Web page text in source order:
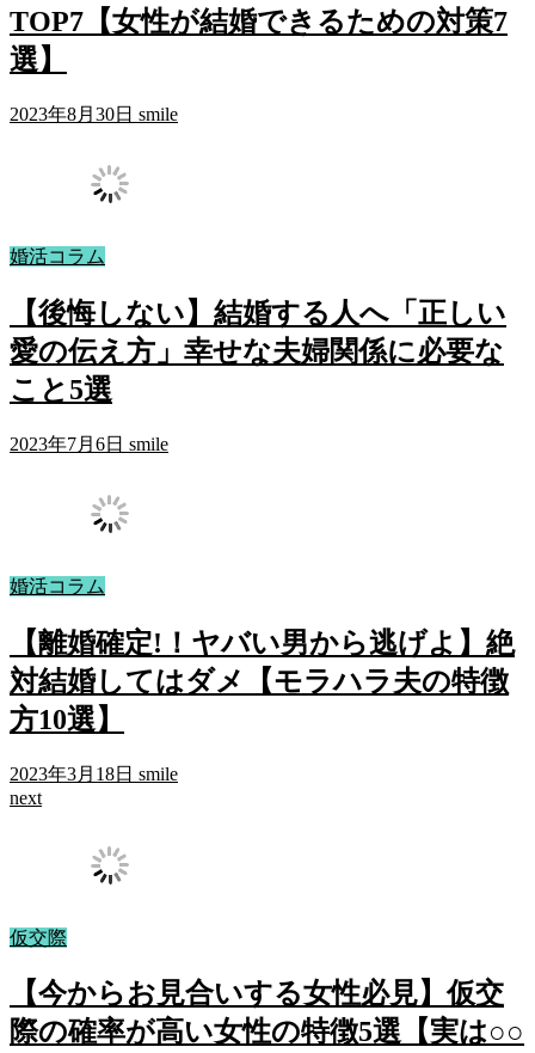
TOP7【女性が結婚できるための対策7
選】
2023年8月30日 smile
婚活コラム
【後悔しない】結婚する人へ「正しい
愛の伝え方」幸せな夫婦関係に必要な
こと5選
2023年7月6日 smile
婚活コラム
【離婚確定!！ヤバい男から逃げよ】絶
対結婚してはダメ【モラハラ夫の特徴
方10選】
2023年3月18日 smile
next
仮交際
【今からお見合いする女性必見】仮交
際の確率が高い女性の特徴5選【実は○○